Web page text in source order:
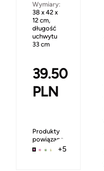
Wymiary:
38 x 42 x
12 cm,
długość
uchwytu
33 cm
39.50
PLN
Produkty
powiązane
+5